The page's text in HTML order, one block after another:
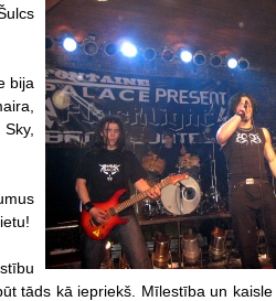
bija
tāds kā iepriekš. Mīlestība un